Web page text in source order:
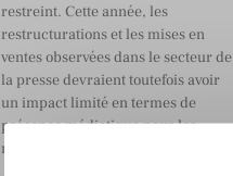
restreint. Cette année, les
restructurations et les mises en
ventes observées dans le secteur de
la presse devraient toutefois avoir
un impact limité en termes de
présence médiatique pour les
marques et les entreprises.